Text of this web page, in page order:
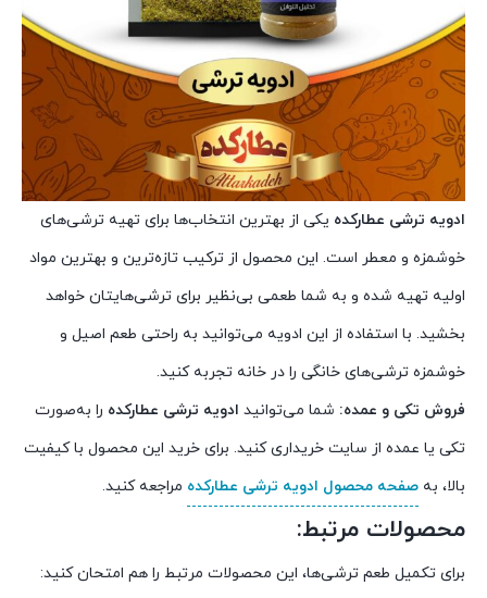
ادویه ترشی عطارکده یکی از بهترین انتخاب‌ها برای تهیه ترشی‌های
خوشمزه و معطر است. این محصول از ترکیب تازه‌ترین و بهترین مواد
اولیه تهیه شده و به شما طعمی بی‌نظیر برای ترشی‌هایتان خواهد
بخشید. با استفاده از این ادویه می‌توانید به راحتی طعم اصیل و
خوشمزه ترشی‌های خانگی را در خانه تجربه کنید.
فروش تکی و عمده: شما می‌توانید ادویه ترشی عطارکده را به‌صورت
تکی یا عمده از سایت خریداری کنید. برای خرید این محصول با کیفیت
بالا، به صفحه محصول ادویه ترشی عطارکده مراجعه کنید.
محصولات مرتبط:
برای تکمیل طعم ترشی‌ها، این محصولات مرتبط را هم امتحان کنید: